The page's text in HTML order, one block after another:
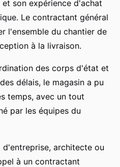
son expérience d'achat
Le contractant général
l'ensemble du chantier de
à la livraison.
des corps d'état et
délais, le magasin a pu
temps, avec un tout
par les équipes du
architecte ou
à un contractant